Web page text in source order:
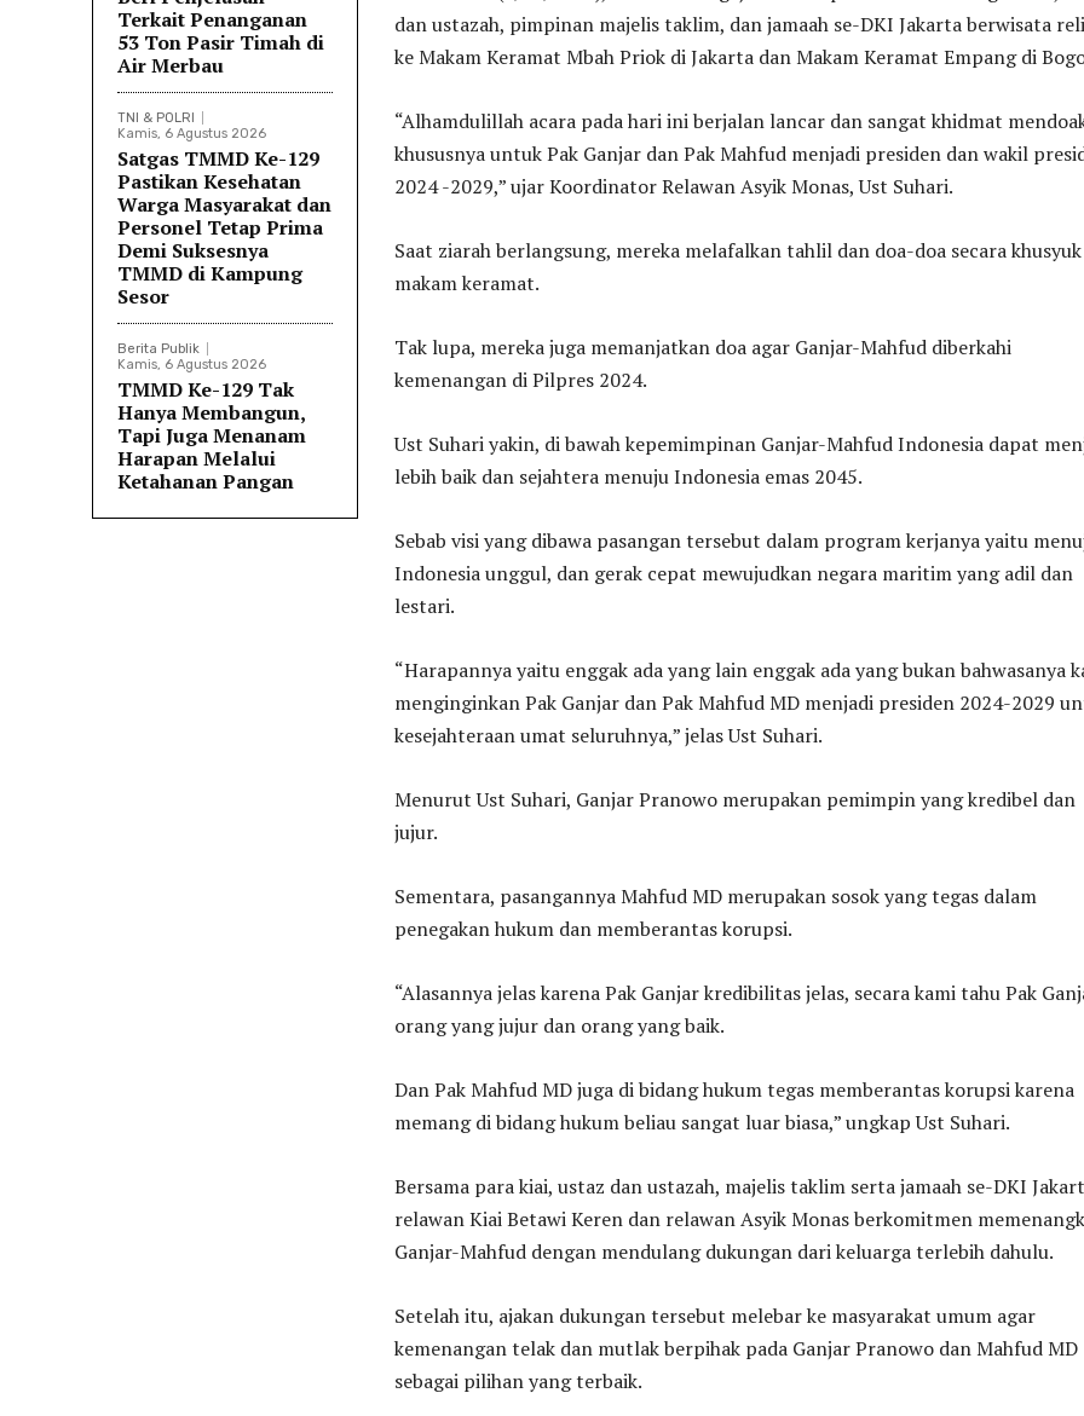
Terkait Penanganan
53 Ton Pasir Timah di
Air Merbau
TNI & POLRI
Kamis, 6 Agustus 2026
Satgas TMMD Ke-129
Pastikan Kesehatan
Warga Masyarakat dan
Personel Tetap Prima
Demi Suksesnya
TMMD di Kampung
Sesor
Berita Publik
Kamis, 6 Agustus 2026
TMMD Ke-129 Tak
Hanya Membangun,
Tapi Juga Menanam
Harapan Melalui
Ketahanan Pangan
dan ustazah, pimpinan majelis taklim, dan jamaah se-DKI Jakarta berwisata
ke Makam Keramat Mbah Priok di Jakarta dan Makam Keramat Empang di
“Alhamdulillah acara pada hari ini berjalan lancar dan sangat khidmat
khususnya untuk Pak Ganjar dan Pak Mahfud menjadi presiden dan wakil
2024 -2029,” ujar Koordinator Relawan Asyik Monas, Ust Suhari.
Saat ziarah berlangsung, mereka melafalkan tahlil dan doa-doa secara
makam keramat.
Tak lupa, mereka juga memanjatkan doa agar Ganjar-Mahfud diberkahi
kemenangan di Pilpres 2024.
Ust Suhari yakin, di bawah kepemimpinan Ganjar-Mahfud Indonesia dapat
lebih baik dan sejahtera menuju Indonesia emas 2045.
Sebab visi yang dibawa pasangan tersebut dalam program kerjanya yaitu
Indonesia unggul, dan gerak cepat mewujudkan negara maritim yang adil dan
lestari.
“Harapannya yaitu enggak ada yang lain enggak ada yang bukan bahwasanya
menginginkan Pak Ganjar dan Pak Mahfud MD menjadi presiden 2024-2029
kesejahteraan umat seluruhnya,” jelas Ust Suhari.
Menurut Ust Suhari, Ganjar Pranowo merupakan pemimpin yang kredibel dan
jujur.
Sementara, pasangannya Mahfud MD merupakan sosok yang tegas dalam
penegakan hukum dan memberantas korupsi.
“Alasannya jelas karena Pak Ganjar kredibilitas jelas, secara kami tahu Pak
orang yang jujur dan orang yang baik.
Dan Pak Mahfud MD juga di bidang hukum tegas memberantas korupsi karena
memang di bidang hukum beliau sangat luar biasa,” ungkap Ust Suhari.
Bersama para kiai, ustaz dan ustazah, majelis taklim serta jamaah se-DKI
relawan Kiai Betawi Keren dan relawan Asyik Monas berkomitmen
Ganjar-Mahfud dengan mendulang dukungan dari keluarga terlebih dahulu.
Setelah itu, ajakan dukungan tersebut melebar ke masyarakat umum agar
kemenangan telak dan mutlak berpihak pada Ganjar Pranowo dan Mahfud MD
sebagai pilihan yang terbaik.